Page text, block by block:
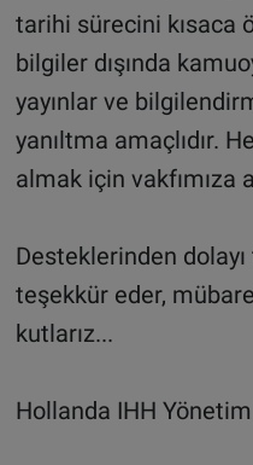
tarihi sürecini kısaca
bilgiler dışında
yayınlar ve
yanıltma amaçlıdır.
almak için vakfımıza
Desteklerinden
teşekkür eder,
kutlarız...
Hollanda IHH